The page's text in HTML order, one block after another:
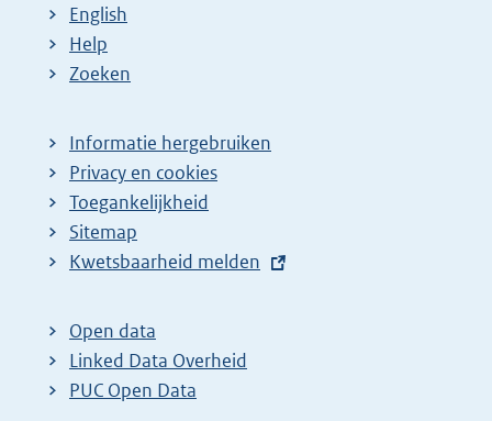
English
Help
Zoeken
Informatie hergebruiken
Privacy en cookies
Toegankelijkheid
Sitemap
E
t
e
r
Kwetsbaarheid melden
Open data
Linked Data Overheid
PUC Open Data